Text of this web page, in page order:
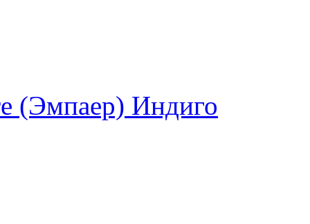
(Эмпаер) Индиго